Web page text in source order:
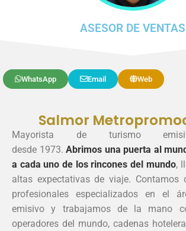
ASESOR DE VENTAS
WhatsApp Email Web
Salmor
Mayorista de turismo
desde 1973. Abrimos una puerta al
a cada uno de los rincones del mundo,
altas expectativas de viaje. Contamos
profesionales especializados en el
emisivo y trabajamos de la mano
operadores del mundo, cadenas